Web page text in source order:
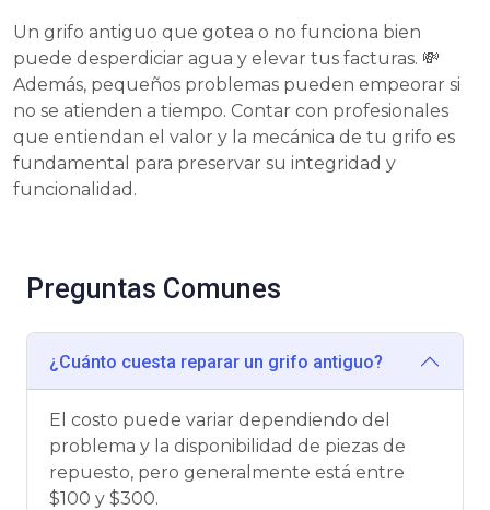
Un grifo antiguo que gotea o no funciona bien
puede desperdiciar agua y elevar tus facturas. 💸
Además, pequeños problemas pueden empeorar si
no se atienden a tiempo. Contar con profesionales
que entiendan el valor y la mecánica de tu grifo es
fundamental para preservar su integridad y
funcionalidad.
Preguntas Comunes
¿Cuánto cuesta reparar un grifo antiguo?
El costo puede variar dependiendo del
problema y la disponibilidad de piezas de
repuesto, pero generalmente está entre
$100 y $300.